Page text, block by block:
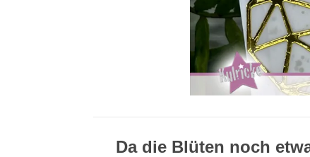
Da die Blüten noch